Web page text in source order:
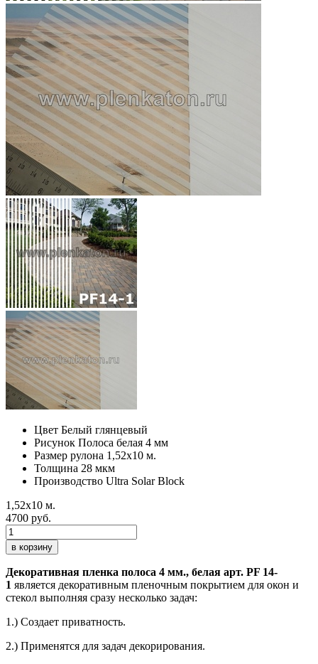
Цвет Белый глянцевый
Рисунок Полоса белая 4 мм
Размер рулона 1,52х10 м.
Толщина 28 мкм
Производство Ultra Solar Block
1,52х10 м.
4700 руб.
в корзину
Декоративная пленка полоса 4 мм., белая арт. PF 14-
1 является декоративным пленочным покрытием для окон и
стекол выполняя сразу несколько задач:
1.) Создает приватность.
2.) Применятся для задач декорирования.